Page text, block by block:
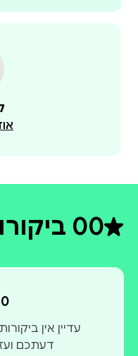
0דירוג ממוצע
0 ביקורות
0 ביקורות
עדיין אין
דעתכם